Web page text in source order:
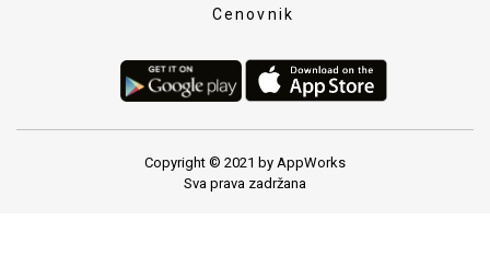
Cenovnik
Copyright © 2021 by AppWorks
Sva prava zadržana